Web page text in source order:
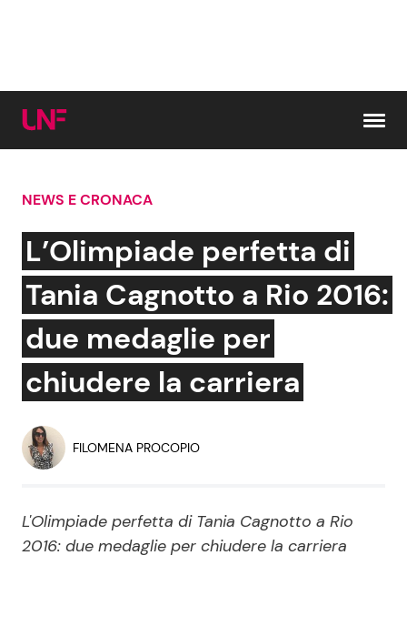
Cerca:
News e Cronaca
Attualità Italiana
Dal Mondo
Economia
Persone Scomparse
Politica
Gossip e TV
Bellezze VIP
Coppie VIP
Reality e Talent
NEWS E CRONACA
L’Olimpiade perfetta di
Tania Cagnotto a Rio 2016:
due medaglie per
chiudere la carriera
FILOMENA PROCOPIO
L'Olimpiade perfetta di Tania Cagnotto a Rio
2016: due medaglie per chiudere la carriera